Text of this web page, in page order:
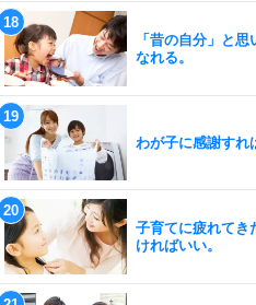
「昔の自分」と
なれる。
わが子に感謝すれ
子育てに疲れてき
ければいい。